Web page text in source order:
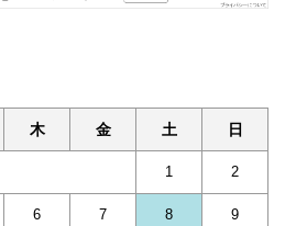
木 金 土 日
1 2
6 7 8 9